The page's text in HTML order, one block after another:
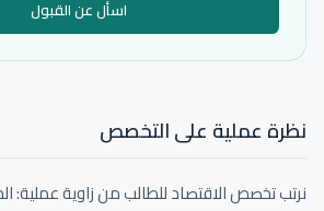
اسأل عن القبول
نظرة عملية على التخصص
نرتب تخصص الاقتصاد للطالب من زاوية عملية: